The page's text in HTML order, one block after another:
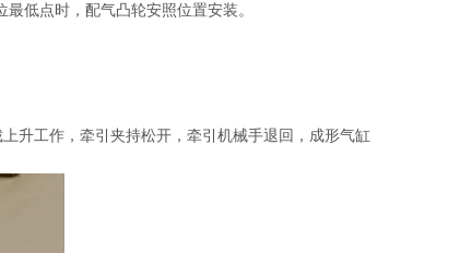
低点时，配气凸轮安照位置安装。
升工作，牵引夹持松开，牵引机械手退回，成形气缸